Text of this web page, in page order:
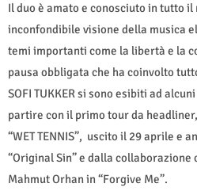
Il duo è amato e conosciuto in tutto
inconfondibile visione della musica
temi importanti come la libertà e la
pausa obbligata che ha coinvolto
SOFI TUKKER si sono esibiti ad
partire con il primo tour da
“WET TENNIS”, uscito il 29 aprile e
“Original Sin” e dalla
Mahmut Orhan in “Forgive Me”.